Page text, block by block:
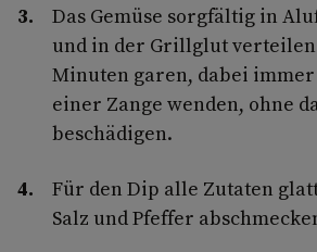
Das Gemüse sorgfältig in
und in der Grillglut
Minuten garen, dabei
einer Zange wenden, ohne
beschädigen.
Für den Dip alle Zutaten
Salz und Pfeffer